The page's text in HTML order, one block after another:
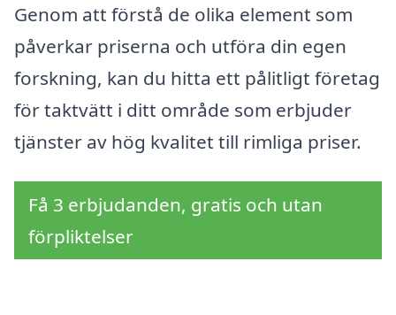
Genom att förstå de olika element som
påverkar priserna och utföra din egen
forskning, kan du hitta ett pålitligt företag
för taktvätt i ditt område som erbjuder
tjänster av hög kvalitet till rimliga priser.
Få 3 erbjudanden, gratis och utan
förpliktelser